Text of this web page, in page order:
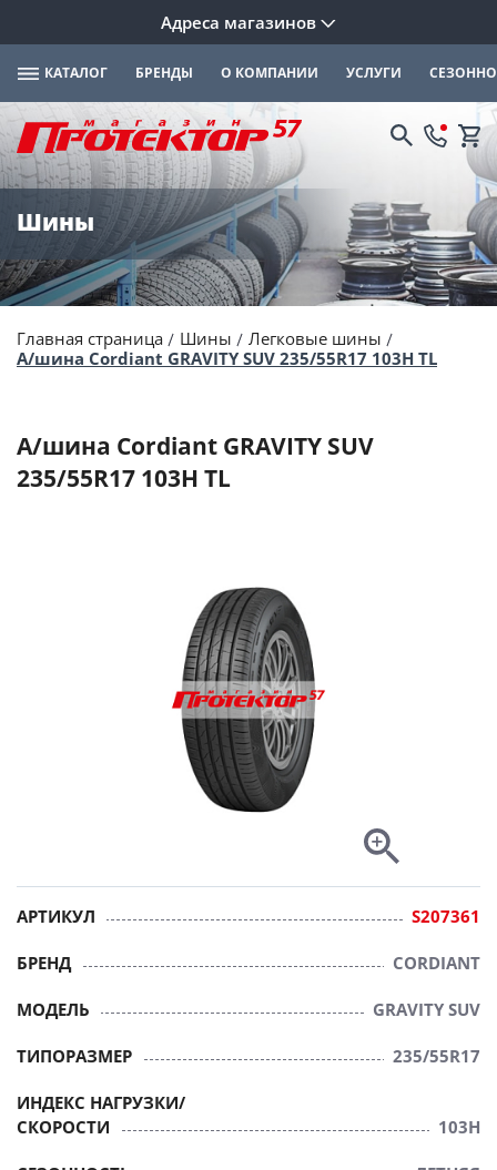
Адреса магазинов
КАТАЛОГ БРЕНДЫ О КОМПАНИИ УСЛУГИ
Шины
Главная страница Шины
Легковые шины
А/шина Cordiant GRAVITY SUV 235/55R17 103H TL
А/шина Cordiant GRAVITY SUV
235/55R17 103H TL
АРТИКУЛ S207361
БРЕНД CORDIANT
МОДЕЛЬ GRAVITY SUV
ТИПОРАЗМЕР 235/55R17
ИНДЕКС НАГРУЗКИ/
СКОРОСТИ
103H